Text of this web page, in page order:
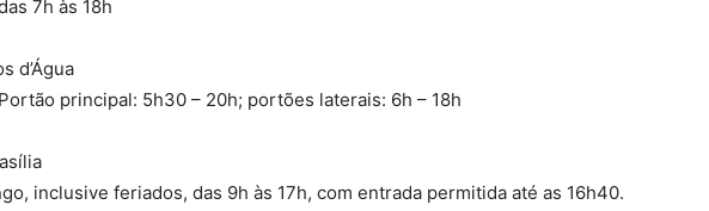
7h às 18h
d’Água
principal: 5h30 – 20h; portões laterais: 6h – 18h
inclusive feriados, das 9h às 17h, com entrada permitida até as 16h40.